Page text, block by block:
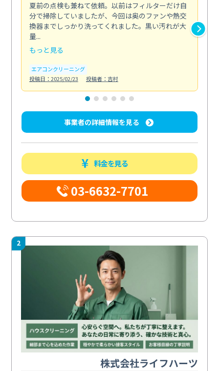
夏前の点検も兼ねて依頼。以前はフィルターだけ自
分で掃除していましたが、今回は奥のファンや熱交
換器までしっかり洗ってくれました。黒い汚れが大
量...
もっと見る
エアコンクリーニング
投稿日：2025/02/23
投稿者：吉村
事業者の詳細情報を見る
料金を見る
03-6632-7701
2
株式会社ライフハーツ